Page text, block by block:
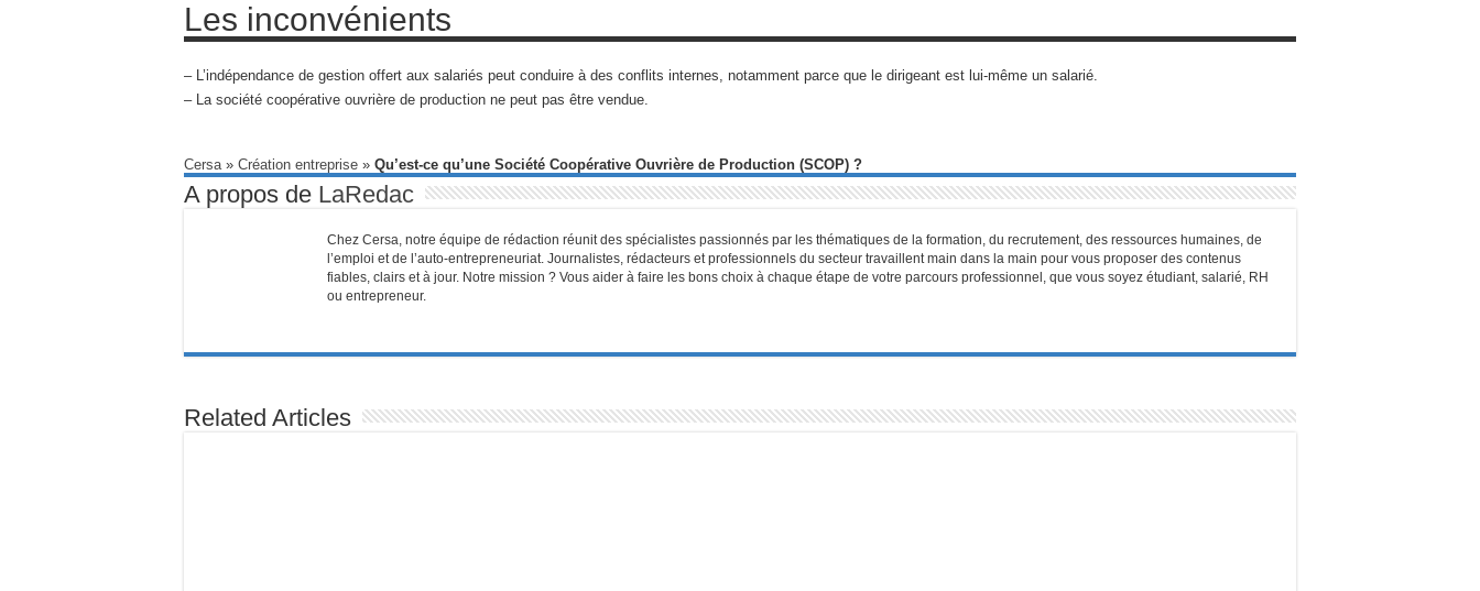
Les inconvénients
– L’indépendance de gestion offert aux salariés peut conduire à des conflits internes, notamment parce que le dirigeant est lui-même un salarié.
– La société coopérative ouvrière de production ne peut pas être vendue.
Cersa» Création entreprise » Qu’est-ce qu’une Société Coopérative Ouvrière de Production (SCOP) ?
A propos de LaRedac
Chez Cersa, notre équipe de rédaction réunit des spécialistes passionnés par les thématiques de la formation, du recrutement, des ressources humaines, de
l’emploi et de l’auto-entrepreneuriat. Journalistes, rédacteurs et professionnels du secteur travaillent main dans la main pour vous proposer des contenus
fiables, clairs et à jour. Notre mission ? Vous aider à faire les bons choix à chaque étape de votre parcours professionnel, que vous soyez étudiant, salarié, RH
ou entrepreneur.
Related Articles